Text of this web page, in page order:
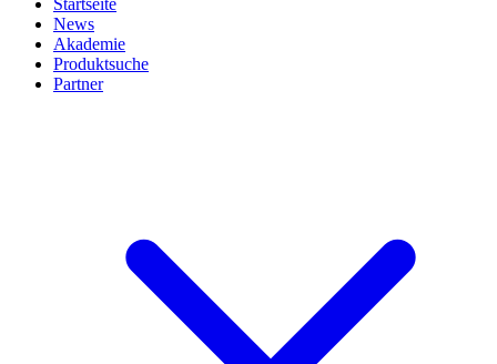
News
Akademie
Produktsuche
Partner